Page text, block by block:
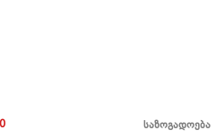
საზოგადოება